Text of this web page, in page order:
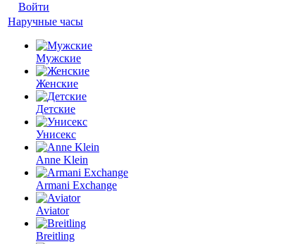
Войти
Наручные часы
Мужские
Женские
Детские
Унисекс
Anne Klein
Armani Exchange
Aviator
Breitling